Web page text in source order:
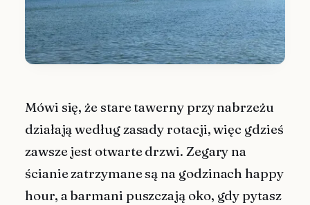
Mówi się, że stare tawerny przy nabrzeżu
działają według zasady rotacji, więc gdzieś
zawsze jest otwarte drzwi. Zegary na
ścianie zatrzymane są na godzinach happy
hour, a barmani puszczają oko, gdy pytasz